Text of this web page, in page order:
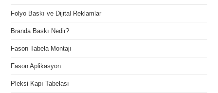
Folyo Baskı ve Dijital Reklamlar
Branda Baskı Nedir?
Fason Tabela Montajı
Fason Aplikasyon
Pleksi Kapı Tabelası